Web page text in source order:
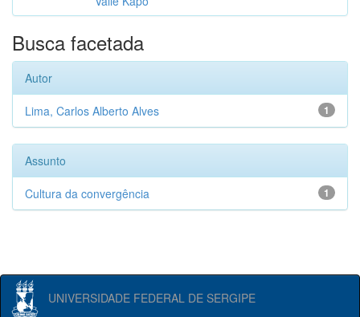
Busca facetada
Autor
1
Lima, Carlos Alberto Alves
Assunto
1
Cultura da convergência
UNIVERSIDADE FEDERAL DE SERGIPE